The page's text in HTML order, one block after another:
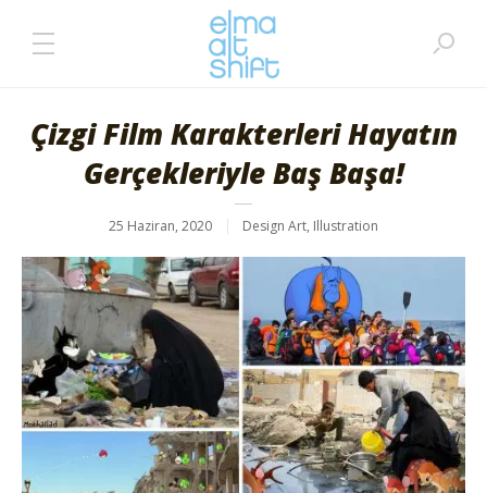
Çizgi Film Karakterleri Hayatın
Gerçekleriyle Baş Başa!
25 Haziran, 2020 Design Art, Illustration